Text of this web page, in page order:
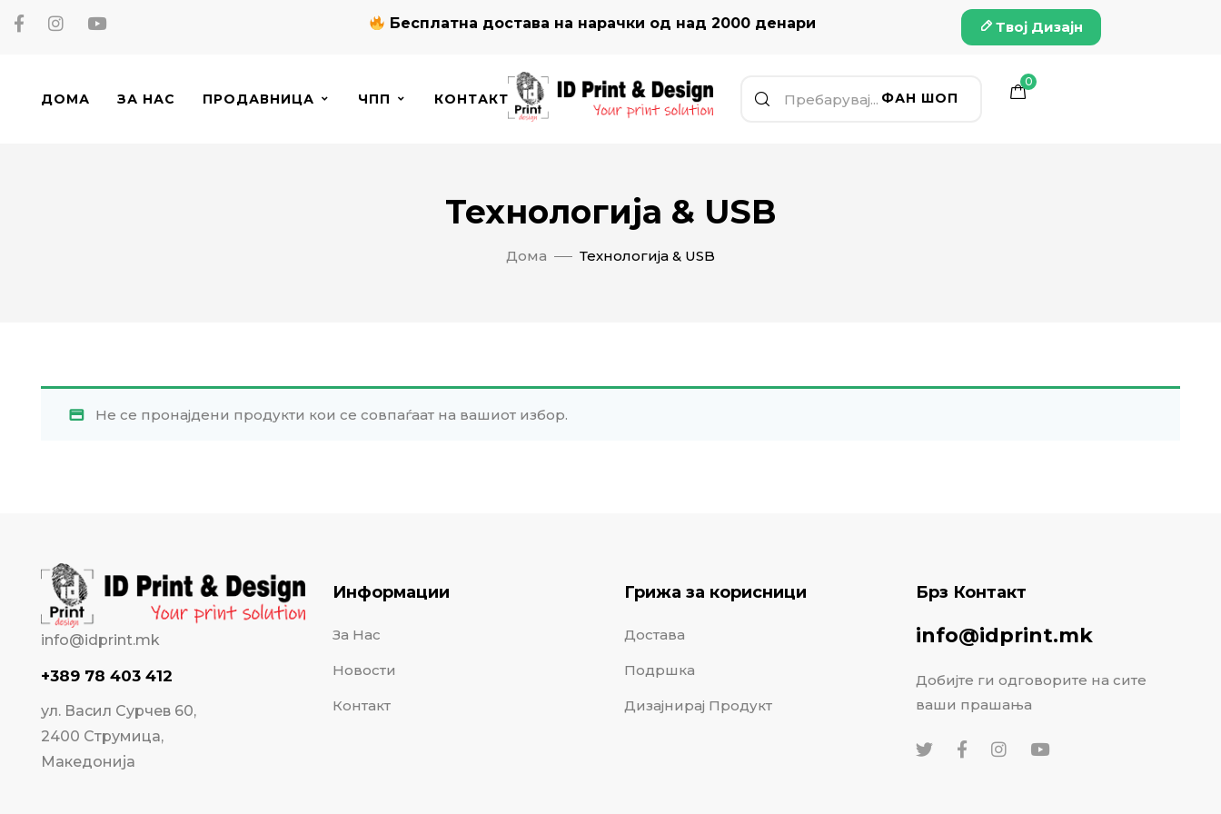
Бесплатна достава на нарачки од над 2000 денари Твој Дизајн
ДОМА ЗА НАС ПРОДАВНИЦА ЧПП КОНТАКТ ФАН ШОП
0
Технологија & USB
Дома Технологија & USB
Не се пронајдени продукти кои се совпаѓаат на вашиот избор.
info@idprint.mk
+389 78 403 412
ул. Васил Сурчев 60,
2400 Струмица,
Македонија
Информации
За Нас
Новости
Контакт
Грижа за корисници
Достава
Подршка
Дизајнирај Продукт
Брз Контакт
info@idprint.mk
Добијте ги одговорите на сите
ваши прашања